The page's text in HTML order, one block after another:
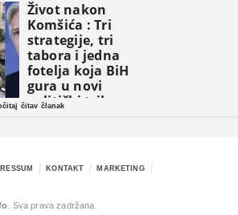
Život nakon
Komšića : Tri
strategije, tri
tabora i jedna
fotelja koja BiH
gura u novi
politički triler
čitav članak
KONTAKT
MARKETING
. Sva prava zadržana.